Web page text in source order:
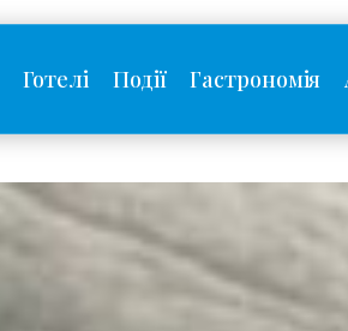
Готелі Події Гастрономія